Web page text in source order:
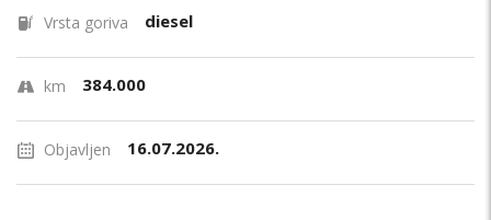
Vrsta goriva diesel
km 384.000
Objavljen 16.07.2026.